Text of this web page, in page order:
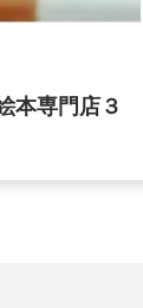
本専門店３